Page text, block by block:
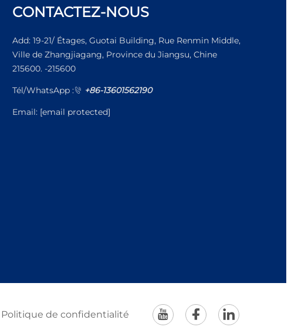
CONTACTEZ-NOUS
Add: 19-21/ Étages, Guotai Building, Rue Renmin Middle,
Ville de Zhangjiagang, Province du Jiangsu, Chine
215600. -215600
Tél/WhatsApp : +86-13601562190
Email: [email protected]
Politique de confidentialité